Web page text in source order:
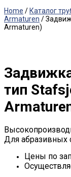
Home / Каталог
Armaturen /
Armaturen)
тип
Для абразивных
Цены по